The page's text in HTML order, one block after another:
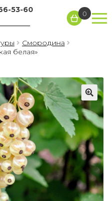
53-60 0
Смородина
белая»